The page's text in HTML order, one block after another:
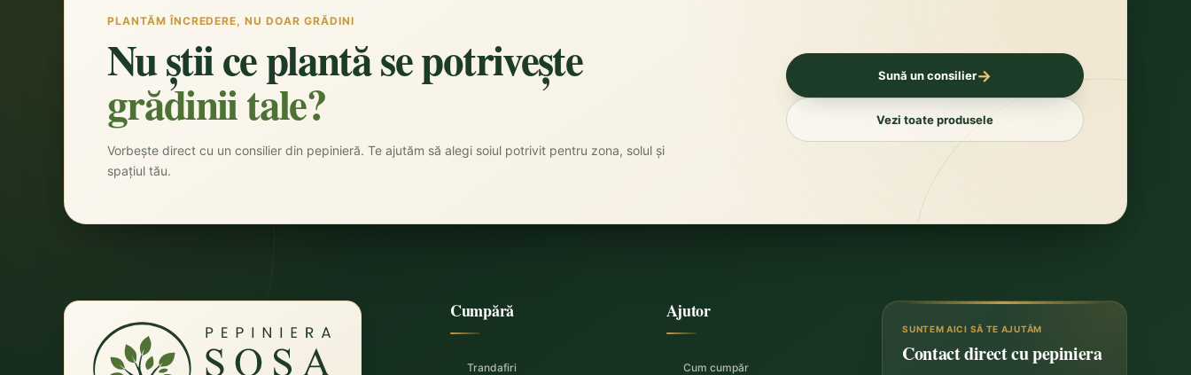
PLANTĂM ÎNCREDERE, NU DOAR GRĂDINI
Nu știi ce plantă se potrivește
grădinii tale?
Vorbește direct cu un consilier din pepinieră. Te ajutăm să alegi soiul potrivit pentru zona, solul și
spațiul tău.
Sună un consilier→
Vezi toate produsele
Cumpără
Trandafiri
Ajutor
Cum cumpăr
SUNTEM AICI SĂ TE AJUTĂM
Contact direct cu pepiniera